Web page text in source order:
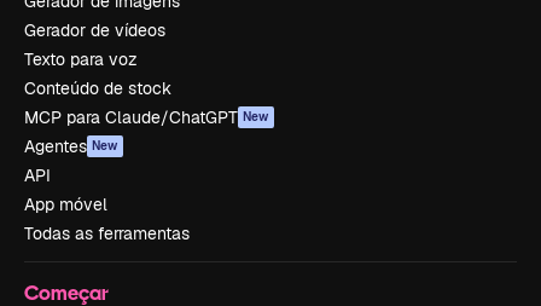
Gerador de vídeos
Texto para voz
Conteúdo de stock
MCP para Claude/ChatGPT New
Agentes New
API
App móvel
Todas as ferramentas
Começar